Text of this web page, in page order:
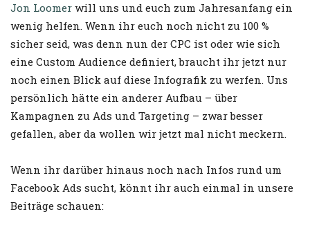
Jon Loomer will uns und euch zum Jahresanfang ein
wenig helfen. Wenn ihr euch noch nicht zu 100 %
sicher seid, was denn nun der CPC ist oder wie sich
eine Custom Audience definiert, braucht ihr jetzt nur
noch einen Blick auf diese Infografik zu werfen. Uns
persönlich hätte ein anderer Aufbau – über
Kampagnen zu Ads und Targeting – zwar besser
gefallen, aber da wollen wir jetzt mal nicht meckern.
Wenn ihr darüber hinaus noch nach Infos rund um
Facebook Ads sucht, könnt ihr auch einmal in unsere
Beiträge schauen: